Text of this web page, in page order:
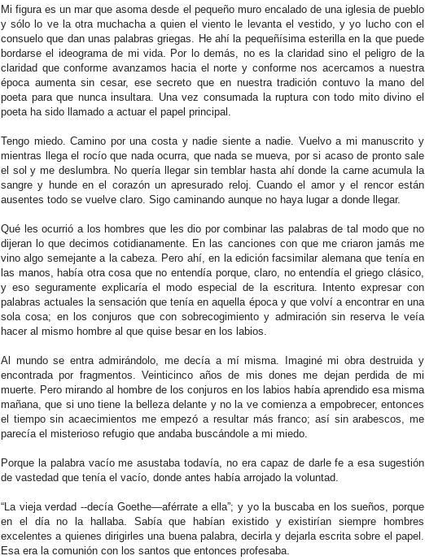
Mi figura es un mar que asoma desde el pequeño muro encalado de una iglesia de pueblo
y sólo lo ve la otra muchacha a quien el viento le levanta el vestido, y yo lucho con el
consuelo que dan unas palabras griegas. He ahí la pequeñísima esterilla en la que puede
bordarse el ideograma de mi vida. Por lo demás, no es la claridad sino el peligro de la
claridad que conforme avanzamos hacia el norte y conforme nos acercamos a nuestra
época aumenta sin cesar, ese secreto que en nuestra tradición contuvo la mano del
poeta para que nunca insultara. Una vez consumada la ruptura con todo mito divino el
poeta ha sido llamado a actuar el papel principal.
Tengo miedo. Camino por una costa y nadie siente a nadie. Vuelvo a mi manuscrito y
mientras llega el rocío que nada ocurra, que nada se mueva, por si acaso de pronto sale
el sol y me deslumbra. No quería llegar sin temblar hasta ahí donde la carne acumula la
sangre y hunde en el corazón un apresurado reloj. Cuando el amor y el rencor están
ausentes todo se vuelve claro. Sigo caminando aunque no haya lugar a donde llegar.
Qué les ocurrió a los hombres que les dio por combinar las palabras de tal modo que no
dijeran lo que decimos cotidianamente. En las canciones con que me criaron jamás me
vino algo semejante a la cabeza. Pero ahí, en la edición facsimilar alemana que tenía en
las manos, había otra cosa que no entendía porque, claro, no entendía el griego clásico,
y eso seguramente explicaría el modo especial de la escritura. Intento expresar con
palabras actuales la sensación que tenía en aquella época y que volví a encontrar en una
sola cosa; en los conjuros que con sobrecogimiento y admiración sin reserva le veía
hacer al mismo hombre al que quise besar en los labios.
Al mundo se entra admirándolo, me decía a mí misma. Imaginé mi obra destruida y
encontrada por fragmentos. Veinticinco años de mis dones me dejan perdida de mi
muerte. Pero mirando al hombre de los conjuros en los labios había aprendido esa misma
mañana, que si uno tiene la belleza delante y no la ve comienza a empobrecer, entonces
el tiempo sin acaecimientos me empezó a resultar más franco; así sin arabescos, me
parecía el misterioso refugio que andaba buscándole a mi miedo.
Porque la palabra vacío me asustaba todavía, no era capaz de darle fe a esa sugestión
de vastedad que tenía el vacío, donde antes había arrojado la voluntad.
“La vieja verdad --decía Goethe—aférrate a ella”; y yo la buscaba en los sueños, porque
en el día no la hallaba. Sabía que habían existido y existirían siempre hombres
excelentes a quienes dirigirles una buena palabra, decirla y dejarla escrita sobre el papel.
Esa era la comunión con los santos que entonces profesaba.